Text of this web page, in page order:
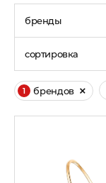
бренды
сортировка
1 брендов